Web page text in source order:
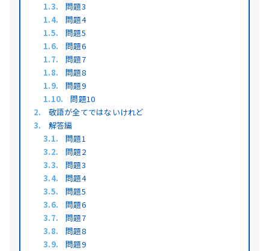
問題3
問題4
問題5
問題6
問題7
問題8
問題9
問題10
敬語が全てではないけれど
解答編
問題1
問題2
問題3
問題4
問題5
問題6
問題7
問題8
問題9